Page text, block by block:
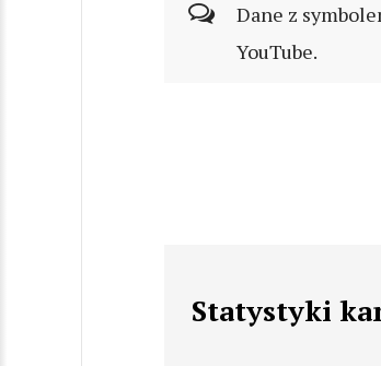
Dane z
YouTube.
Statystyki